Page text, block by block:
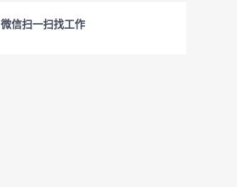
微信扫一扫找工作